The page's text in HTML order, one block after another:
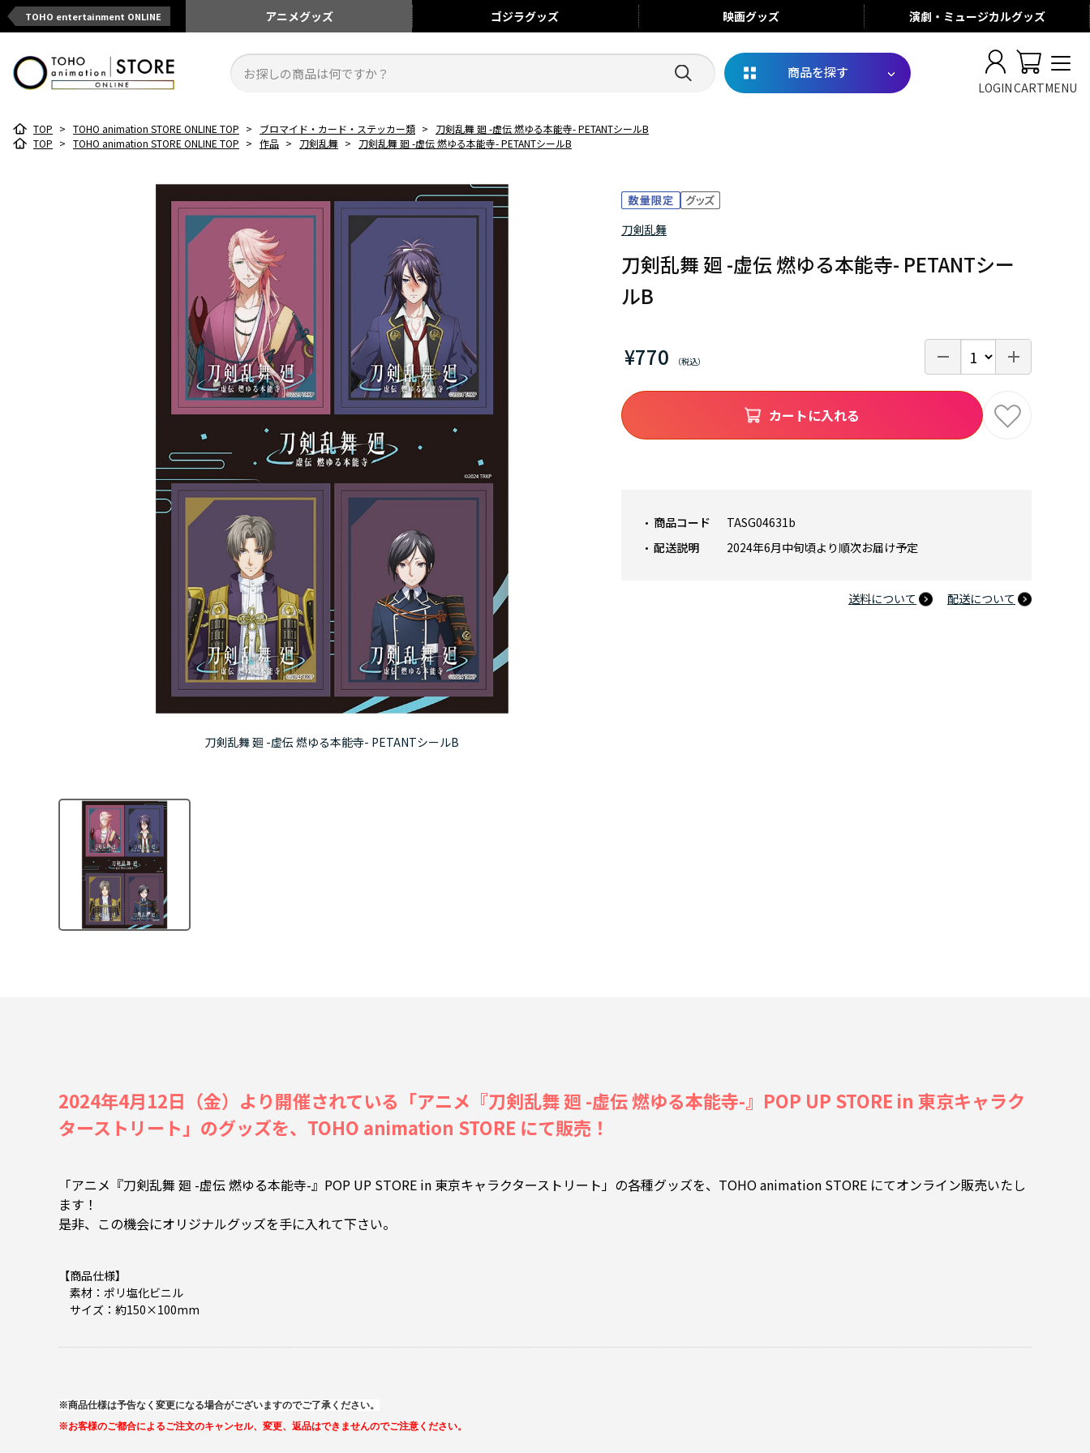
TOHO entertainment ONLINE アニメグッズ ゴジラグッズ 映画グッズ 演劇・ミュージカルグッズ
商品を探す
LOGINCARTMENU
TOP > TOHO animation STORE ONLINE TOP > ブロマイド・カード・ステッカー類 >
刀剣乱舞 廻 -虚伝 燃ゆる本能寺- PETANTシールB
TOP > TOHO animation STORE ONLINE TOP > 作品 > 刀剣乱舞 > 刀剣乱舞 廻 -虚伝 燃ゆる本能寺- PETANTシールB
刀剣乱舞 廻 -虚伝 燃ゆる本能寺- PETANTシールB
刀剣乱舞
刀剣乱舞 廻 -虚伝 燃ゆる本能寺- PETANTシー
ルB
¥770
商品コード
TASG04631b
配送説明
2024年6月中旬頃より順次お届け予定
送料について 配送について
カートに入れる
2024年4月12日（金）より開催されている「アニメ『刀剣乱舞 廻 -虚伝 燃ゆる本能寺-』POP UP STORE in 東京キャラク
ターストリート」のグッズを、TOHO animation STORE にて販売！
「アニメ『刀剣乱舞 廻 -虚伝 燃ゆる本能寺-』POP UP STORE in 東京キャラクターストリート」の各種グッズを、TOHO animation STORE にてオンライン販売いたし
ます！
是非、この機会にオリジナルグッズを手に入れて下さい。
【商品仕様】
素材：ポリ塩化ビニル
サイズ：約150×100mm
※商品仕様は予告なく変更になる場合がございますのでご了承ください。
※お客様のご都合によるご注文のキャンセル、変更、返品はできませんのでご注意ください。